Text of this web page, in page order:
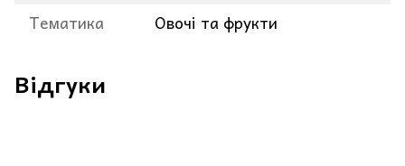
Тематика
Овочі та фрукти
Відгуки